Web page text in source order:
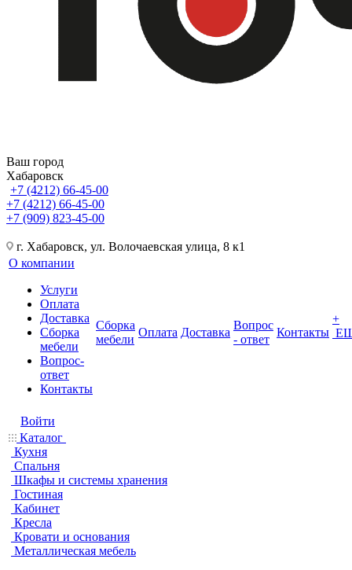
Ваш город
Хабаровск
+7 (4212) 66-45-00
+7 (4212) 66-45-00
+7 (909) 823-45-00
г. Хабаровск, ул. Волочаевская улица, 8 к1
О компании
Услуги
Оплата
Доставка
Сборка
мебели
Вопрос-
ответ
Контакты
Сборка
мебели
Оплата Доставка
Вопрос
- ответ
Контакты
+
Войти
Каталог
Кухня
Спальня
Шкафы и системы хранения
Гостиная
Кабинет
Кресла
Кровати и основания
Металлическая мебель